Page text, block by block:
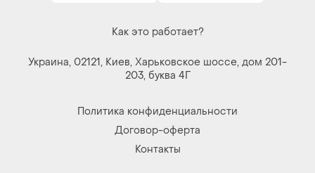
Как это работает?
Украина, 02121, Киев, Харьковское шоссе, дом 201-
203, буква 4Г
Политика конфиденциальности
Договор-оферта
Контакты